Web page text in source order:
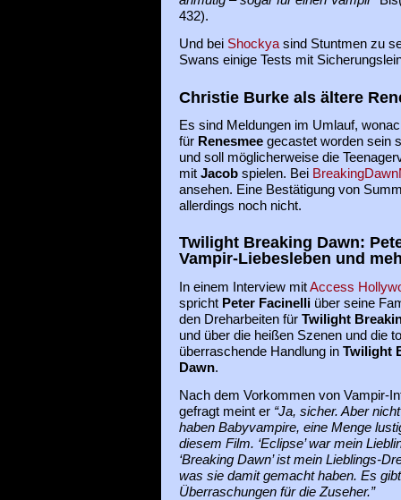
432).
Und bei Shockyasind Stuntmen zu
Swans einige Tests mit
Christie Burke als ältere
Es sind Meldungen im Umlauf,
für Renesmee gecastet worden sein
und soll möglicherweise die
mit Jacob spielen. Bei
ansehen. Eine Bestätigung von
allerdings noch nicht.
Twilight Breaking Dawn:
Vampir-Liebesleben und
In einem Interview mitAccess
spricht Peter Facinelliüber seine
den Dreharbeiten für Twilight
und über die heißen Szenen und die
überraschende Handlung in Twilight
Dawn.
Nach dem Vorkommen von Vampir-
gefragt meint er“Ja, sicher. Aber
haben Babyvampire, eine Menge
diesem Film. ‘Eclipse’ war mein
‘Breaking Dawn’ ist mein Lieblings-
was sie damit gemacht haben. Es
Überraschungen für die Zuseher.”